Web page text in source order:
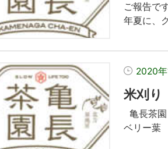
ご報告で
年夏に、
2020
米刈
亀長茶
ベリー